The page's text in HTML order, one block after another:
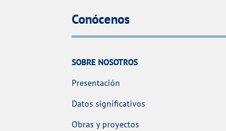
Conócenos
SOBRE NOSOTROS
Presentación
Datos significativos
Obras y proyectos